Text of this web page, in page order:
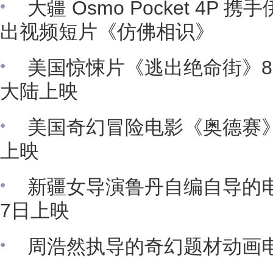
大疆 Osmo Pocket 4P 携手
出视频短片《仿佛相识》
美国惊悚片《逃出绝命街》
大陆上映
美国奇幻冒险电影《奥德赛
上映
新疆女导演鲁丹自编自导的
7日上映
周浩然执导的奇幻题材动画